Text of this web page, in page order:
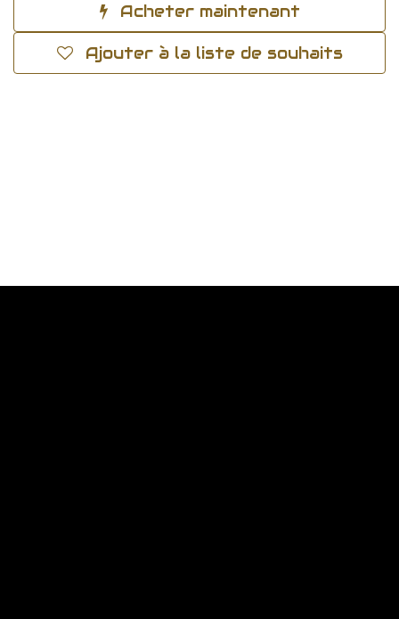
Acheter maintenant
Ajouter à la liste de souhaits